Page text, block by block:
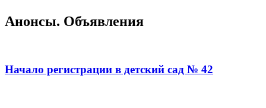
Анонсы. Объявления
Начало регистрации в детский сад № 42